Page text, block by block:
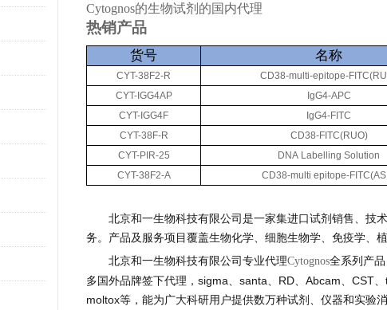
Cytognos的生物试剂的国内代理
热销产品
货号 名称
CYT-38F2-R CD38-multi-epitope-
CYT-IGG4AP
IgG4-APC
CYT-IGG4F
IgG4-FITC
CYT-38F-R
CD38-FITC(RUO)
CYT-PIR-25
DNA Labelling Solution
CYT-38F2-A
CD38-multi epitope-
北京和一生物科技有限公司是一家集进口试剂销售、技
务。产品及服务项目覆盖生物化学、细胞生物学、免疫学、
北京和一生物科技有限公司专业代理Cytognos全系列产
多国外品牌签下代理， sigma santa RD Abcam CST
moltox等，能为广大科研用户提供数万种试剂、仪器和实验消